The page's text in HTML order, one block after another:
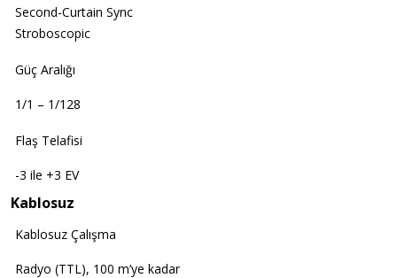
Second-Curtain Sync
Stroboscopic
Güç Aralığı
1/1 – 1/128
Flaş Telafisi
-3 ile +3 EV
Kablosuz
Kablosuz Çalışma
Radyo (TTL), 100 m’ye kadar